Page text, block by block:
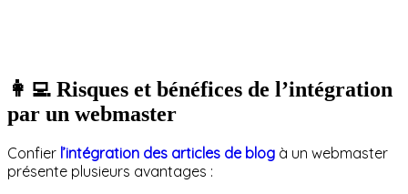
👩‍💻 Risques et bénéfices de l’intégration
par un webmaster
Confier l’intégration des articles de blog à un webmaster
présente plusieurs avantages :